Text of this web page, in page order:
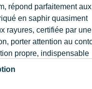
répond parfaitement aux
en saphir quasiment
rayures, certifiée par une
porter attention au
propre, indispensable
facilitée grâce au